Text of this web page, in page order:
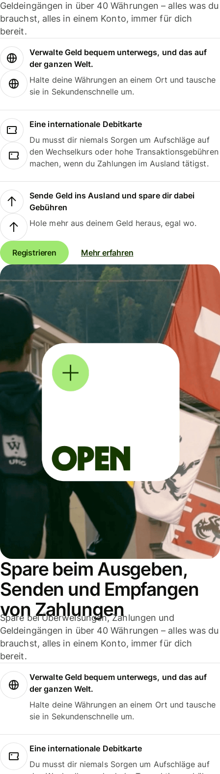
Geldeingängen in über 40 Währungen – alles was du
brauchst, alles in einem Konto, immer für dich
bereit.
Verwalte Geld bequem unterwegs, und das auf
der ganzen Welt.
Halte deine Währungen an einem Ort und tausche
sie in Sekundenschnelle um.
Eine internationale Debitkarte
Du musst dir niemals Sorgen um Aufschläge auf
den Wechselkurs oder hohe Transaktionsgebühren
machen, wenn du Zahlungen im Ausland tätigst.
Sende Geld ins Ausland und spare dir dabei
Gebühren
Hole mehr aus deinem Geld heraus, egal wo.
Registrieren Mehr erfahren
Spare beim Ausgeben,
Senden und Empfangen
von Zahlungen
Spare bei Überweisungen, Zahlungen und
Geldeingängen in über 40 Währungen – alles was du
brauchst, alles in einem Konto, immer für dich
bereit.
Verwalte Geld bequem unterwegs, und das auf
der ganzen Welt.
Halte deine Währungen an einem Ort und tausche
sie in Sekundenschnelle um.
Eine internationale Debitkarte
Du musst dir niemals Sorgen um Aufschläge auf